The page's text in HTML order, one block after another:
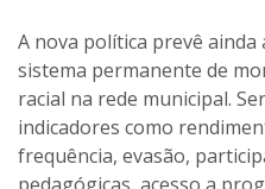
A nova política prevê ainda
sistema permanente de
racial na rede municipal.
indicadores como
frequência, evasão,